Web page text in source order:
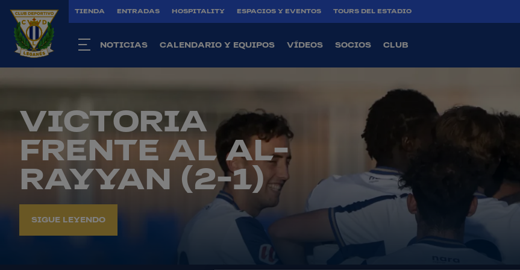
TIENDA ENTRADAS HOSPITALITY ESPACIOS Y EVENTOS TOURS DEL ESTADIO
NOTICIAS CALENDARIO Y EQUIPOS VÍDEOS SOCIOS CLUB
VICTORIA
FRENTE AL AL-
RAYYAN (2-1)
SIGUE LEYENDO